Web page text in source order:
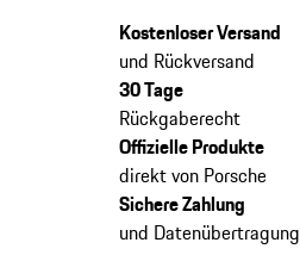
Kostenloser Versand
und Rückversand
30 Tage
Rückgaberecht
Offizielle Produkte
direkt von Porsche
Sichere Zahlung
und Datenübertragung